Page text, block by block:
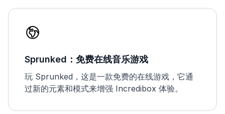
Sprunked：免费在线音乐游戏
玩 Sprunked，这是一款免费的在线游戏，它通
过新的元素和模式来增强 Incredibox 体验。